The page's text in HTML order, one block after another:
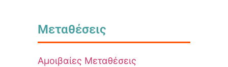
Μεταθέσεις
Αμοιβαίες Μεταθέσεις